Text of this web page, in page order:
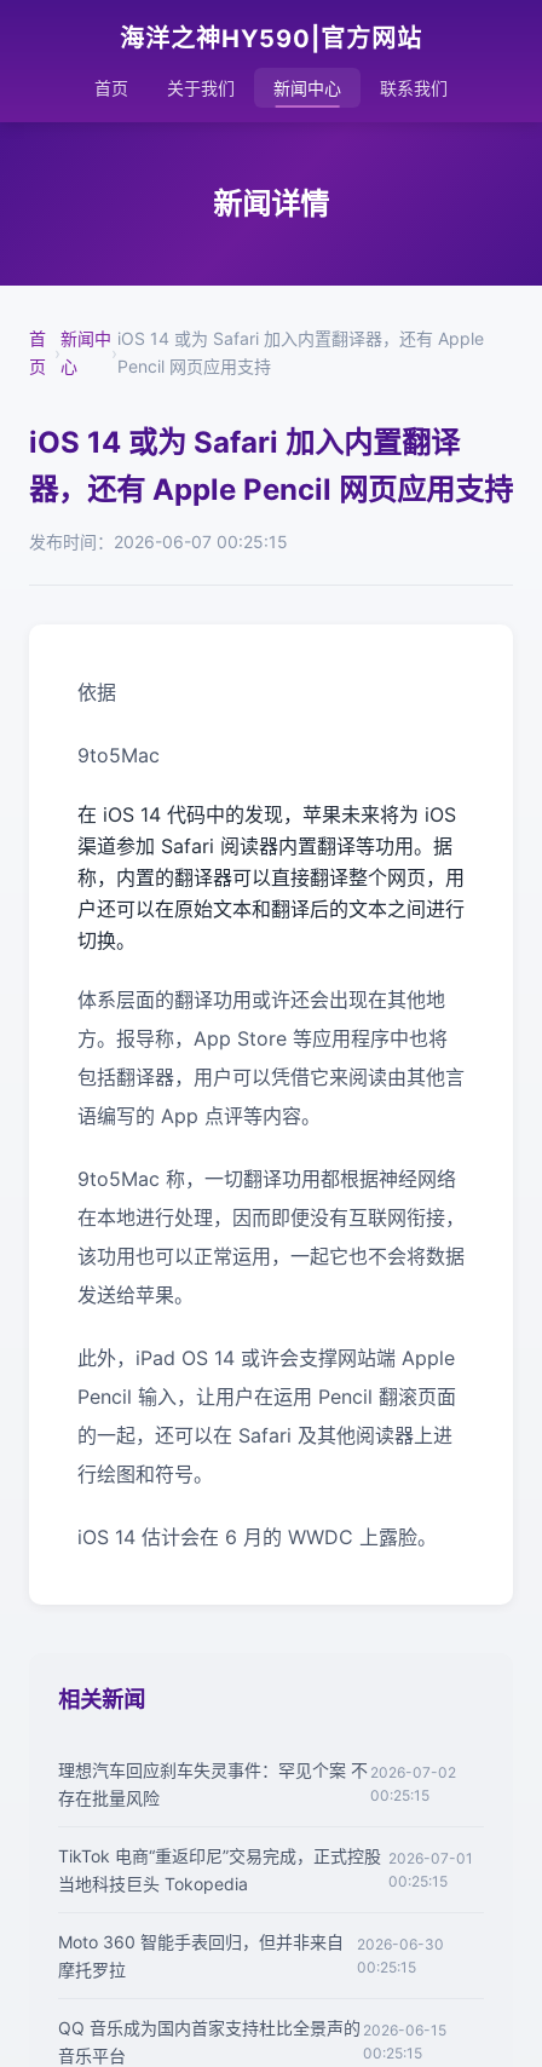
海洋之神HY590|官方网站
首页 关于我们 新闻中心 联系我们
新闻详情
首
页
›
新闻中
心
›
iOS 14 或为 Safari 加入内置翻译器，还有 Apple
Pencil 网页应用支持
iOS 14 或为 Safari 加入内置翻译
器，还有 Apple Pencil 网页应用支持
发布时间：2026-06-07 00:25:15
依据
9to5Mac
在 iOS 14 代码中的发现，苹果未来将为 iOS
渠道参加 Safari 阅读器内置翻译等功用。据
称，内置的翻译器可以直接翻译整个网页，用
户还可以在原始文本和翻译后的文本之间进行
切换。
体系层面的翻译功用或许还会出现在其他地
方。报导称，App Store 等应用程序中也将
包括翻译器，用户可以凭借它来阅读由其他言
语编写的 App 点评等内容。
9to5Mac 称，一切翻译功用都根据神经网络
在本地进行处理，因而即便没有互联网衔接，
该功用也可以正常运用，一起它也不会将数据
发送给苹果。
此外，iPad OS 14 或许会支撑网站端 Apple
Pencil 输入，让用户在运用 Pencil 翻滚页面
的一起，还可以在 Safari 及其他阅读器上进
行绘图和符号。
iOS 14 估计会在 6 月的 WWDC 上露脸。
相关新闻
理想汽车回应刹车失灵事件：罕见个案 不
存在批量风险
2026-07-02
00:25:15
TikTok 电商“重返印尼”交易完成，正式控股
当地科技巨头 Tokopedia
2026-07-01
00:25:15
Moto 360 智能手表回归，但并非来自
摩托罗拉
2026-06-30
00:25:15
QQ 音乐成为国内首家支持杜比全景声的
音乐平台
2026-06-15
00:25:15